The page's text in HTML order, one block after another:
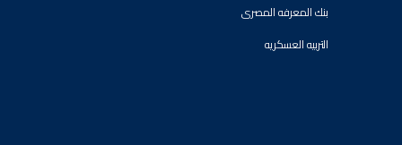
بنك المعرفه المصرى
التربيه العسكريه